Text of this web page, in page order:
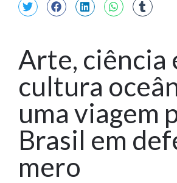
Arte, ciência
cultura
uma viagem
Brasil em
mero